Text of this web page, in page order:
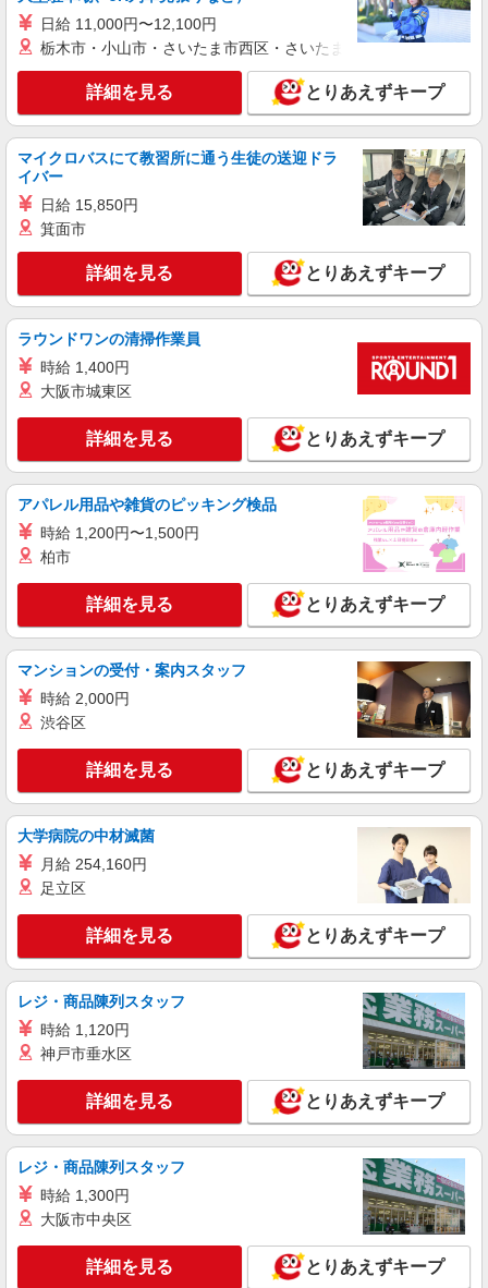
援内容により細則あり。
日給 11,000円〜12,100円
栃木市・小山市・さいたま市西区・さいたま市岩槻区・久喜市・
詳細を見る とりあえずキープ
マイクロバスにて教習所に通う生徒の送迎ドラ
イバー
日給 15,850円
箕面市
詳細を見る とりあえずキープ
ラウンドワンの清掃作業員
時給 1,400円
大阪市城東区
詳細を見る とりあえずキープ
アパレル用品や雑貨のピッキング検品
時給 1,200円〜1,500円
柏市
詳細を見る とりあえずキープ
マンションの受付・案内スタッフ
時給 2,000円
渋谷区
詳細を見る とりあえずキープ
大学病院の中材滅菌
月給 254,160円
足立区
詳細を見る とりあえずキープ
レジ・商品陳列スタッフ
時給 1,120円
神戸市垂水区
詳細を見る とりあえずキープ
レジ・商品陳列スタッフ
時給 1,300円
大阪市中央区
詳細を見る とりあえずキープ